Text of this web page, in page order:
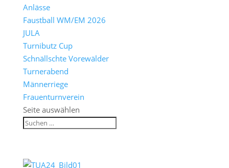
Anlässe
Faustball WM/EM 2026
JULA
Turnibutz Cup
Schnällschte Vorewälder
Turnerabend
Männerriege
Frauenturnverein
Seite auswählen